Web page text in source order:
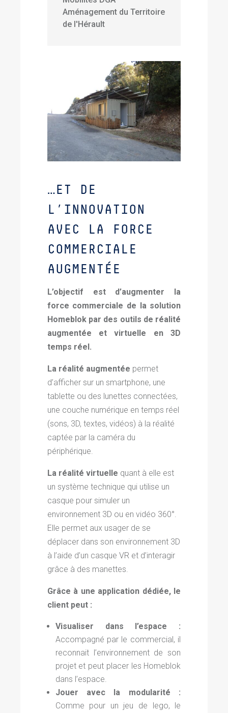
Aménagement du Territoire
de l'Hérault
…ET DE
L’INNOVATION
AVEC LA FORCE
COMMERCIALE
AUGMENTÉE
L’objectif est d’augmenter la
force commerciale de la solution
Homeblok par des outils de réalité
augmentée et virtuelle en 3D
temps réel.
La réalité augmentée permet
d’afficher sur un smartphone, une
tablette ou des lunettes connectées,
une couche numérique en temps réel
(sons, 3D, textes, vidéos) à la réalité
captée par la caméra du
périphérique.
La réalité virtuelle quant à elle est
un système technique qui utilise un
casque pour simuler un
environnement 3D ou en vidéo 360°.
Elle permet aux usager de se
déplacer dans son environnement 3D
à l’aide d’un casque VR et d’interagir
grâce à des manettes.
Grâce à une application dédiée, le
client peut :
Visualiser dans l’espace :
Accompagné par le commercial, il
reconnait l’environnement de son
projet et peut placer les Homeblok
dans l’espace.
Jouer avec la modularité :
Comme pour un jeu de lego, le